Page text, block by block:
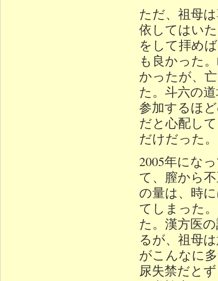
ただ、祖母
依してはい
をして拝め
も良かった
かったが、
た。斗六の
参加するほ
だと心配し
だけだった。
2005年にな
て、膣から
の量は、時
てしまった
た。漢方医
るが、祖母
がこんなに
尿失禁だと